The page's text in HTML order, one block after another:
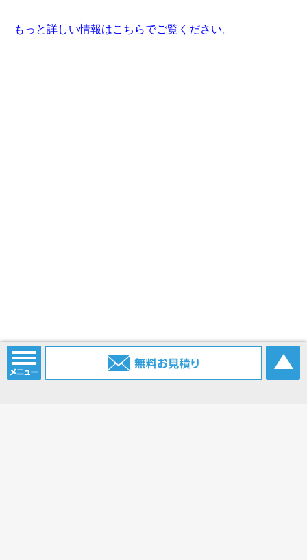
もっと詳しい情報はこちらでご覧ください。